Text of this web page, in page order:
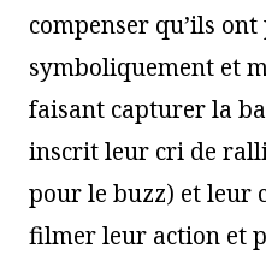
compenser qu’ils
symboliquement et
faisant capturer la
inscrit leur cri de
pour le buzz) et leur
filmer leur action et